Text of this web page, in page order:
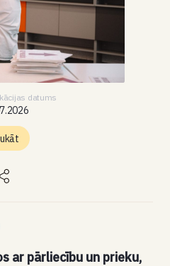
datums
ar pārliecību un prieku,